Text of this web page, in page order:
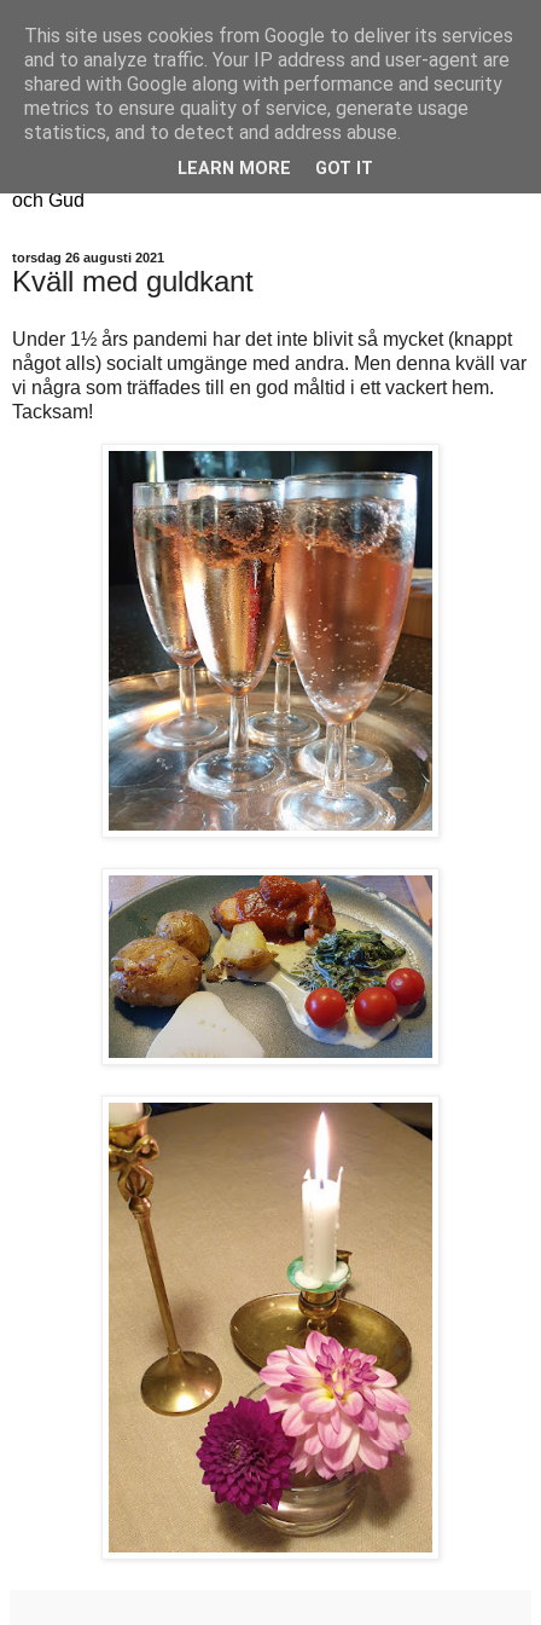
Fyren
Fyren finns för att sprida ljus i mörkret
För att påminna om guldkanterna i tillvaron
Här samsas jakt, hantverk, odling, och andra tankar om livet
och Gud
torsdag 26 augusti 2021
Kväll med guldkant
Under 1½ års pandemi har det inte blivit så mycket (knappt
något alls) socialt umgänge med andra. Men denna kväll var
vi några som träffades till en god måltid i ett vackert hem.
Tacksam!
This site uses cookies from Google to deliver its services
and to analyze traffic. Your IP address and user-agent are
shared with Google along with performance and security
metrics to ensure quality of service, generate usage
statistics, and to detect and address abuse.
LEARN MORE GOT IT